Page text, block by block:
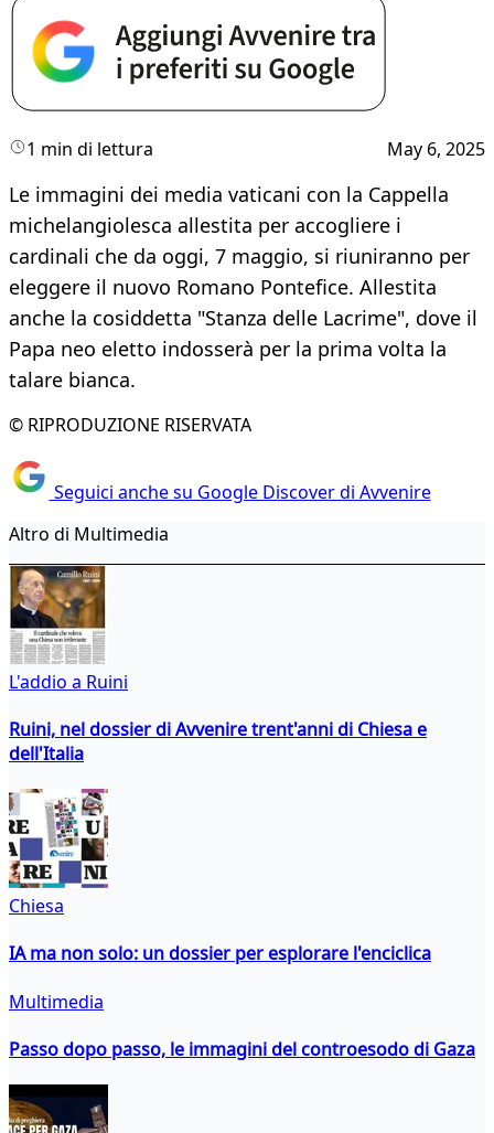
1 min di lettura May 6, 2025
Le immagini dei media vaticani con la Cappella
michelangiolesca allestita per accogliere i
cardinali che da oggi, 7 maggio, si riuniranno per
eleggere il nuovo Romano Pontefice. Allestita
anche la cosiddetta "Stanza delle Lacrime", dove il
Papa neo eletto indosserà per la prima volta la
talare bianca.
© RIPRODUZIONE RISERVATA
Seguici anche su Google Discover di Avvenire
Altro di Multimedia
L'addio a Ruini
Ruini, nel dossier di Avvenire trent'anni di Chiesa e
dell'Italia
Chiesa
IA ma non solo: un dossier per esplorare l'enciclica
Multimedia
Passo dopo passo, le immagini del controesodo di Gaza